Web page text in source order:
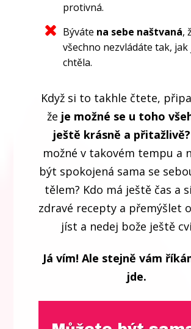
protivná.
Býváte na sebe naštvaná,
všechno nezvládáte tak, jak
chtěla.
Když si to takhle čtete,
že je možné se u toho
ještě krásně a přitažlivě?
možné v takovém tempu a
být spokojená sama se
tělem? Kdo má ještě čas a
zdravé recepty a přemýšlet
jíst a nedej bože ještě
Já vím! Ale stejně vám
jde.